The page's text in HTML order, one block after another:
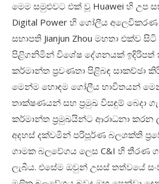
මෙම සමුළුවට එක් වූ Huawei හි උප
Digital Power හි ගෝලීය අලෙවිකරණ
සභාපති Jianjun Zhou මහතා එක්ව සිටි
පිළිගනිමින් විශේෂ දේශනයක් ඉදිරිපත්
කර්මාන්ත ප්රවණතා පිළිබඳ සාකච්ඡා
මෙන්ම හොඳම ගෝලීය භාවිතයන්
තාක්ෂණයන් සහ ප්‍රමුඛ විසඳුම් බෙදා
කර්මාන්ත ප්‍රමුඛයින්ට ආරාධනා කරන
අදහස් දක්වමින් පරිපූර්ණ බලශක්ති
ගාමක බලවේගය ලෙස C&I හි තීරණ
ලැබීය. එසේම ඔවුන් උසස් තත්වයේ